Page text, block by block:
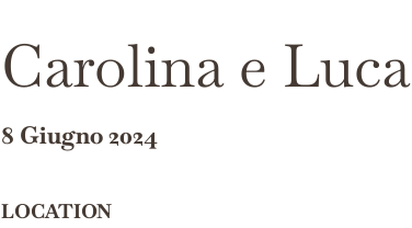
Carolina e Luca
8 Giugno 2024
LOCATION